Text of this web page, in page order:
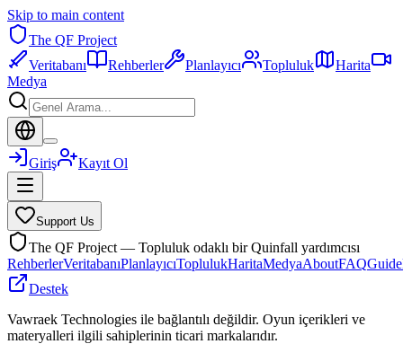
Skip to main content
The QF Project
Veritabanı
Rehberler Planlayıcı Topluluk
Harita
Medya
Giriş Kayıt Ol
Support Us
The QF Project — Topluluk odaklı bir Quinfall yardımcısı
RehberlerVeritabanıPlanlayıcıToplulukHaritaMedyaAboutFAQ
Destek
Vawraek Technologies ile bağlantılı değildir. Oyun içerikleri ve
materyalleri ilgili sahiplerinin ticari markalarıdır.